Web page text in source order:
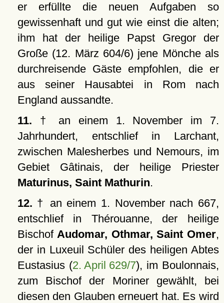
er erfüllte die neuen Aufgaben so
gewissenhaft und gut wie einst die alten;
ihm hat der heilige Papst Gregor der
Große (12. März 604/6) jene Mönche als
durchreisende Gäste empfohlen, die er
aus seiner Hausabtei in Rom nach
England aussandte.
11. † an einem 1. November im 7.
Jahrhundert, entschlief in Larchant,
zwischen Malesherbes und Nemours, im
Gebiet Gâtinais, der heilige Priester
Maturinus, Saint Mathurin.
12. † an einem 1. November nach 667,
entschlief in Thérouanne, der heilige
BischofAudomar, Othmar, Saint Omer,
der in Luxeuil Schüler des heiligen Abtes
Eustasius (2. April 629/7), im Boulonnais,
zum Bischof der Moriner gewählt, bei
diesen den Glauben erneuert hat. Es wird